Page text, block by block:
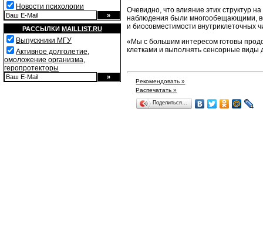
Новости психологии
РАССЫЛКИ MAILLIST.RU
Выпускники МГУ
Активное долголетие,
омоложение организма,
геропротекторы
Очевидно, что влияние этих структур
наблюдения были многообещающими,
и биосовместимости внутриклеточных
«Мы с большим интересом готовы
клетками и выполнять сенсорные виды
Рекомендовать »
Распечатать »
Поделиться…